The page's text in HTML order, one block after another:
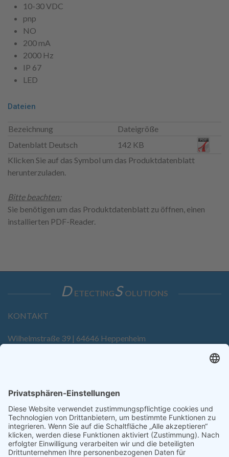
10-30 VDC
pnp
NO
200 mA
2000 Hz
IP 67
LED
Dateien
Bezeichnung
Dateigröße
Datenblatt Deutsch
142 KB
Klicken Sie auf das Symbol um das Produktdatenblatt
herunterzuladen.
Bitte beachten:
Sie benötigen um das Produktdatenblatt zu öffnen, einen
installierten PDF-Reader.
D ETECTINGS OLUTIONS
KONTAKT
Wilhelmstraße 39 | 64646 Heppenheim
SERVICE
Anfrage